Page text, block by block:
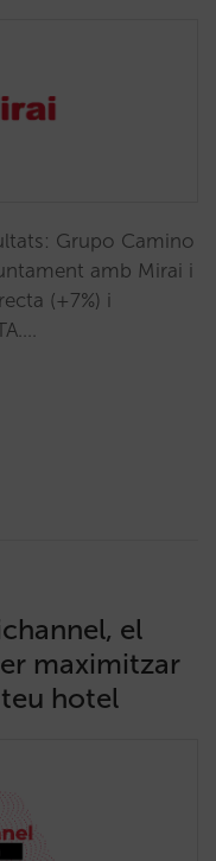
Grupo Camino
amb Mirai i
(+7%) i
el
maximitzar
hotel